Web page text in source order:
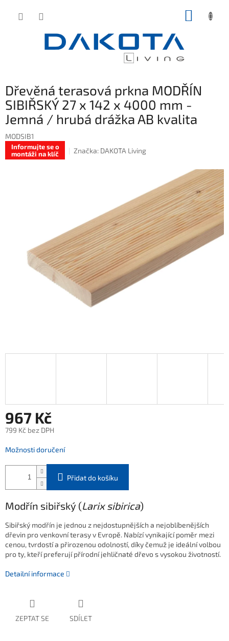
Dřevěná terasová prkna MODŘÍN
SIBIŘSKÝ 27 x 142 x 4000 mm -
Jemná / hrubá drážka AB kvalita
MODSIB1
Informujte se o
montáži na klíč
Značka: DAKOTA Living
967 Kč
799 Kč bez DPH
cena:
Možnosti doručení
Přidat do košíku
Modřín sibiřský (Larix sibirica)
Sibiřský modřín je jednou z nejdostupnějších a nejoblíbenějších
dřevin pro venkovní terasy v Evropě. Nabízí vynikající poměr mezi
cenou, tvrdostí a přirozenou odolností, díky čemuž je ideální volbou
pro ty, kteří preferují přírodní jehličnaté dřevo s vysokou životností.
Detailní informace
ZEPTAT SE SDÍLET